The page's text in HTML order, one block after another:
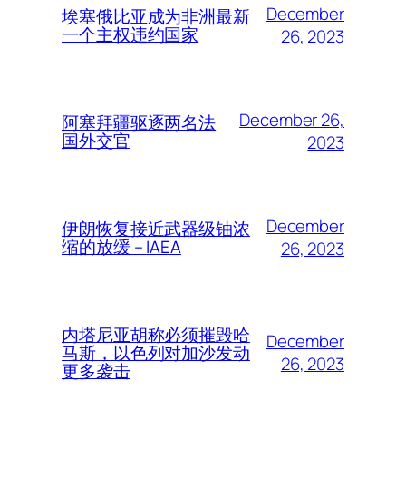
埃塞俄比亚成为非洲最新
一个主权违约国家
December
26, 2023
阿塞拜疆驱逐两名法
国外交官
December 26,
2023
伊朗恢复接近武器级铀浓
缩的放缓 – IAEA
December
26, 2023
内塔尼亚胡称必须摧毁哈
马斯，以色列对加沙发动
更多袭击
December
26, 2023